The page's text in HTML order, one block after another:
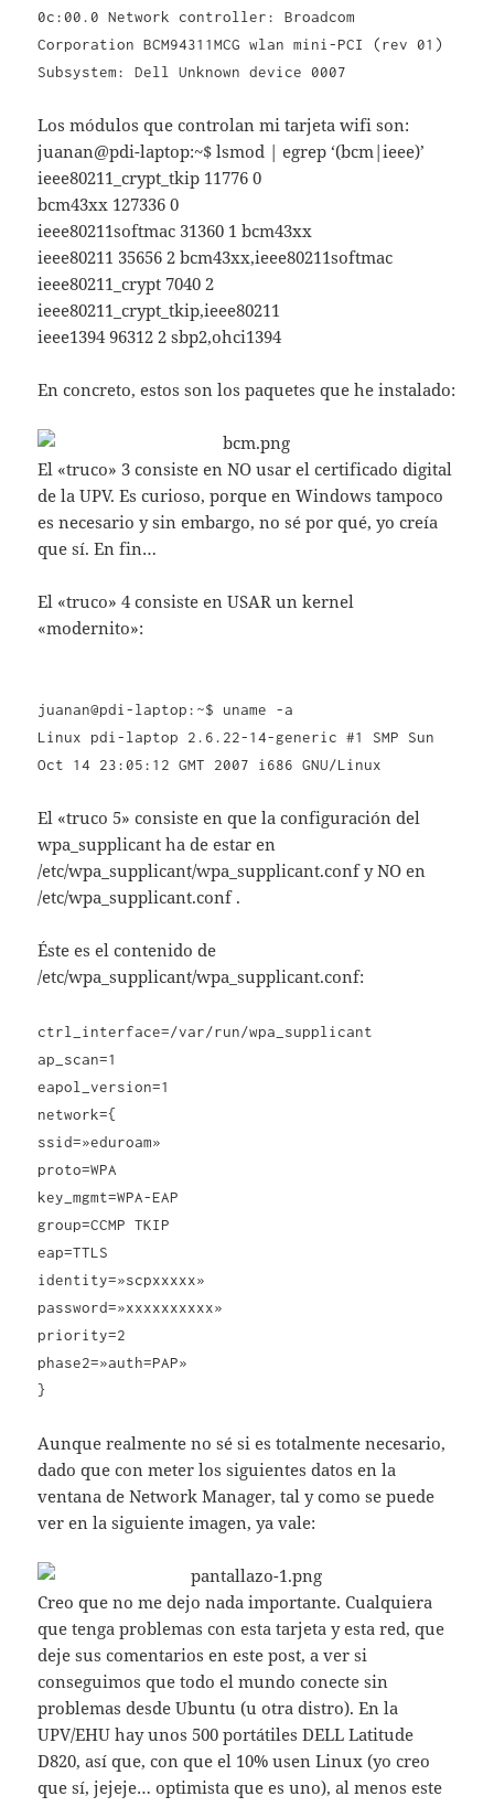
0c:00.0 Network controller: Broadcom
Corporation BCM94311MCG wlan mini-PCI (rev 01)
Subsystem: Dell Unknown device 0007
Los módulos que controlan mi tarjeta wifi son:
juanan@pdi-laptop:~$ lsmod | egrep ‘(bcm|ieee)’
ieee80211_crypt_tkip 11776 0
bcm43xx 127336 0
ieee80211softmac 31360 1 bcm43xx
ieee80211 35656 2 bcm43xx,ieee80211softmac
ieee80211_crypt 7040 2
ieee80211_crypt_tkip,ieee80211
ieee1394 96312 2 sbp2,ohci1394
En concreto, estos son los paquetes que he instalado:
El «truco» 3 consiste en NO usar el certificado digital
de la UPV. Es curioso, porque en Windows tampoco
es necesario y sin embargo, no sé por qué, yo creía
que sí. En fin…
El «truco» 4 consiste en USAR un kernel
«modernito»:
juanan@pdi-laptop:~$ uname -a
Linux pdi-laptop 2.6.22-14-generic #1 SMP Sun
Oct 14 23:05:12 GMT 2007 i686 GNU/Linux
El «truco 5» consiste en que la configuración del
wpa_supplicant ha de estar en
/etc/wpa_supplicant/wpa_supplicant.conf y NO en
/etc/wpa_supplicant.conf .
Éste es el contenido de
/etc/wpa_supplicant/wpa_supplicant.conf:
ctrl_interface=/var/run/wpa_supplicant
ap_scan=1
eapol_version=1
network={
ssid=»eduroam»
proto=WPA
key_mgmt=WPA-EAP
group=CCMP TKIP
eap=TTLS
identity=»scpxxxxx»
password=»xxxxxxxxxx»
priority=2
phase2=»auth=PAP»
}
Aunque realmente no sé si es totalmente necesario,
dado que con meter los siguientes datos en la
ventana de Network Manager, tal y como se puede
ver en la siguiente imagen, ya vale:
Creo que no me dejo nada importante. Cualquiera
que tenga problemas con esta tarjeta y esta red, que
deje sus comentarios en este post, a ver si
conseguimos que todo el mundo conecte sin
problemas desde Ubuntu (u otra distro). En la
UPV/EHU hay unos 500 portátiles DELL Latitude
D820, así que, con que el 10% usen Linux (yo creo
que sí, jejeje… optimista que es uno), al menos este